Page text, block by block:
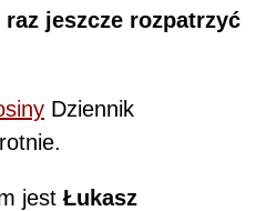
jeszcze rozpatrzyć
Dziennik
jest Łukasz